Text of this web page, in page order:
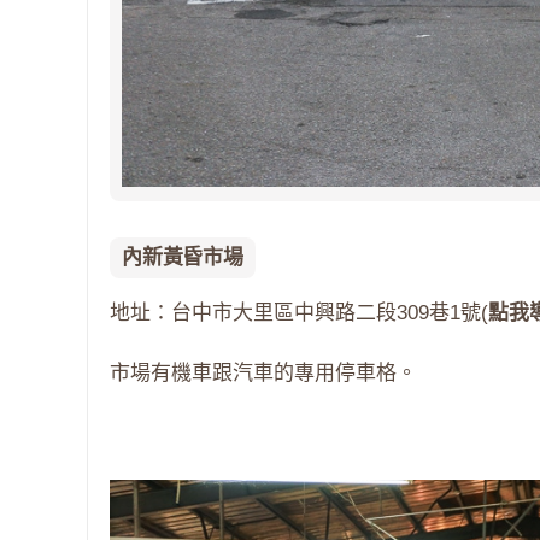
內新黃昏市場
地址：台中市大里區中興路二段309巷1號(點我
市場有機車跟汽車的專用停車格。